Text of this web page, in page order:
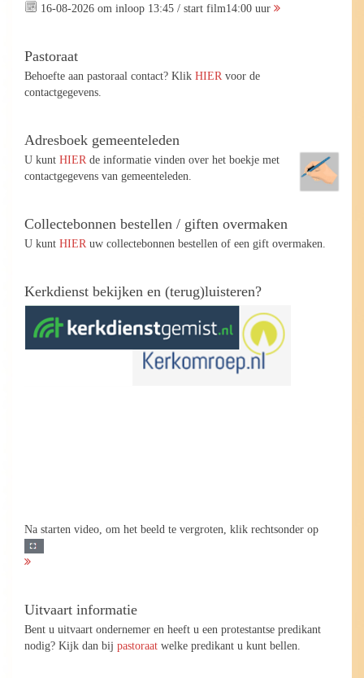
16-08-2026 om inloop 13:45 / start film14:00 uur
Pastoraat
Behoefte aan pastoraal contact? Klik HIER voor de
contactgegevens.
Adresboek gemeenteleden
U kunt HIER de informatie vinden over het boekje met
contactgegevens van gemeenteleden.
Collectebonnen bestellen / giften overmaken
U kunt HIER uw collectebonnen bestellen of een gift overmaken.
Kerkdienst bekijken en (terug)luisteren?
Na starten video, om het beeld te vergroten, klik rechtsonder op
Uitvaart informatie
Bent u uitvaart ondernemer en heeft u een protestantse predikant
nodig? Kijk dan bij pastoraat welke predikant u kunt bellen.